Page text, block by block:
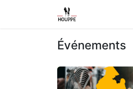
Événements